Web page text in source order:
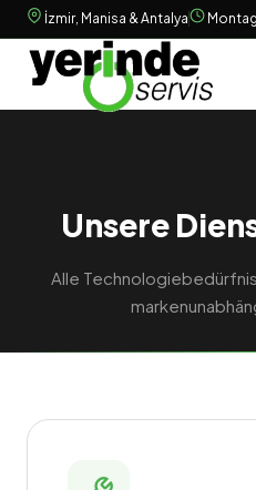
İzmir, Manisa & Antalya
Unsere
Alle